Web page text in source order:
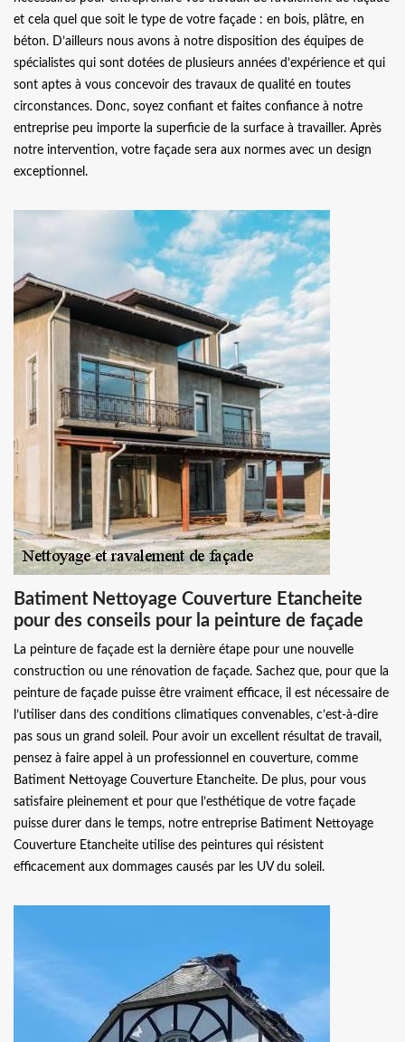
et cela quel que soit le type de votre façade : en bois, plâtre, en
béton. D’ailleurs nous avons à notre disposition des équipes de
spécialistes qui sont dotées de plusieurs années d’expérience et qui
sont aptes à vous concevoir des travaux de qualité en toutes
circonstances. Donc, soyez confiant et faites confiance à notre
entreprise peu importe la superficie de la surface à travailler. Après
notre intervention, votre façade sera aux normes avec un design
exceptionnel.
Batiment Nettoyage Couverture Etancheite
pour des conseils pour la peinture de façade
La peinture de façade est la dernière étape pour une nouvelle
construction ou une rénovation de façade. Sachez que, pour que la
peinture de façade puisse être vraiment efficace, il est nécessaire de
l’utiliser dans des conditions climatiques convenables, c’est-à-dire
pas sous un grand soleil. Pour avoir un excellent résultat de travail,
pensez à faire appel à un professionnel en couverture, comme
Batiment Nettoyage Couverture Etancheite. De plus, pour vous
satisfaire pleinement et pour que l’esthétique de votre façade
puisse durer dans le temps, notre entreprise Batiment Nettoyage
Couverture Etancheite utilise des peintures qui résistent
efficacement aux dommages causés par les UV du soleil.